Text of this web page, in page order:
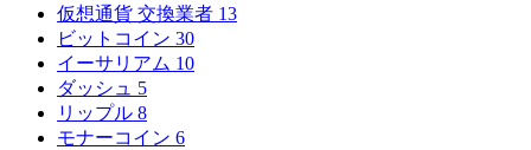
仮想通貨 交換業者 13
ビットコイン 30
イーサリアム 10
ダッシュ 5
リップル 8
モナーコイン 6